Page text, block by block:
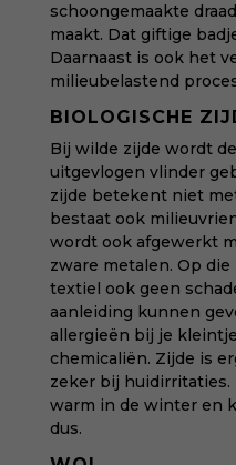
schoongemaakte
maakt. Dat giftige
Daarnaast is ook het
milieubelastend
BIOLOGISCHE
Bij wilde zijde wordt
uitgevlogen vlinder
zijde betekent niet
bestaat ook
wordt ook afgewerkt
zware metalen. Op
textiel ook geen
aanleiding kunnen
allergieën bij je
chemicaliën. Zijde is
zeker bij
warm in de winter en
dus.